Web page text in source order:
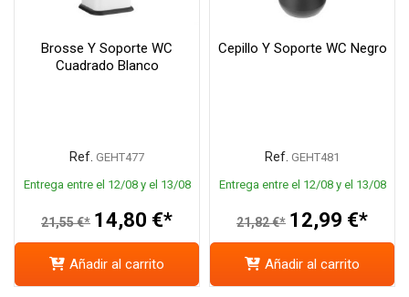
Brosse Y Soporte WC
Cuadrado Blanco
Ref. GEHT477
Entrega entre el 12/08 y el 13/08
21,55 €* 14,80 €*
Añadir al carrito
Cepillo Y Soporte WC Negro
Ref. GEHT481
Entrega entre el 12/08 y el 13/08
21,82 €* 12,99 €*
Añadir al carrito